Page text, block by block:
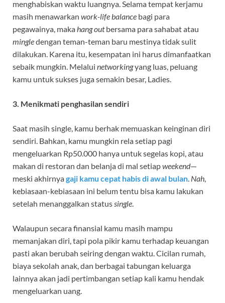
menghabiskan waktu luangnya. Selama tempat kerjamu
masih menawarkan work-life balance bagi para
pegawainya, maka hang outbersama para sahabat atau
mingledengan teman-teman baru mestinya tidak sulit
dilakukan. Karena itu, kesempatan ini harus dimanfaatkan
sebaik mungkin. Melalui networkingyang luas, peluang
kamu untuk sukses juga semakin besar, Ladies.
3. Menikmati penghasilan sendiri
Saat masih single, kamu berhak memuaskan keinginan diri
sendiri. Bahkan, kamu mungkin rela setiap pagi
mengeluarkan Rp50.000 hanya untuk segelas kopi, atau
makan di restoran dan belanja di mal setiapweekend—
meski akhirnyagaji kamu cepat habis di awal bulan Nah
kebiasaan-kebiasaan ini belum tentu bisa kamu lakukan
setelah menanggalkan status single
Walaupun secara finansial kamu masih mampu
memanjakan diri, tapi pola pikir kamu terhadap keuangan
pasti akan berubah seiring dengan waktu. Cicilan rumah,
biaya sekolah anak, dan berbagai tabungan keluarga
lainnya akan jadi pertimbangan setiap kali kamu hendak
mengeluarkan uang.